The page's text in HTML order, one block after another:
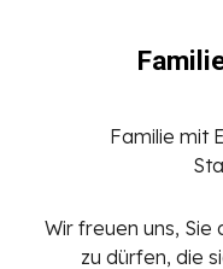
Familie mit
Wir freuen uns,
zu dürfen, die